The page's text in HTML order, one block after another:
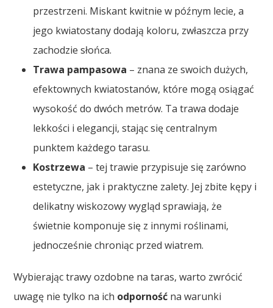
przestrzeni. Miskant kwitnie w późnym lecie, a
jego kwiatostany dodają koloru, zwłaszcza przy
zachodzie słońca.
Trawa pampasowa – znana ze swoich dużych,
efektownych kwiatostanów, które mogą osiągać
wysokość do dwóch metrów. Ta trawa dodaje
lekkości i elegancji, stając się centralnym
punktem każdego tarasu.
Kostrzewa – tej trawie przypisuje się zarówno
estetyczne, jak i praktyczne zalety. Jej zbite kępy i
delikatny wiskozowy wygląd sprawiają, że
świetnie komponuje się z innymi roślinami,
jednocześnie chroniąc przed wiatrem.
Wybierając trawy ozdobne na taras, warto zwrócić
uwagę nie tylko na ich odporność na warunki